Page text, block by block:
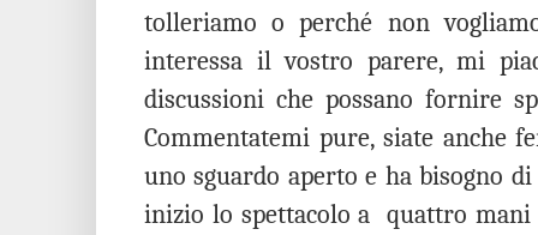
tolleriamo o perché non
interessa il vostro parere, mi
discussioni che possano fornire
Commentatemi pure, siate anche
uno sguardo aperto e ha bisogno di
inizio lo spettacolo a
quattro mani